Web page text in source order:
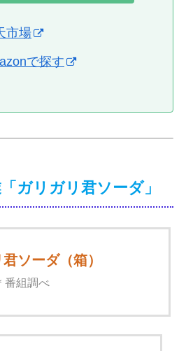
市場
で探す
ガリガリ君ソーダ」
ソーダ（箱）
番組調べ